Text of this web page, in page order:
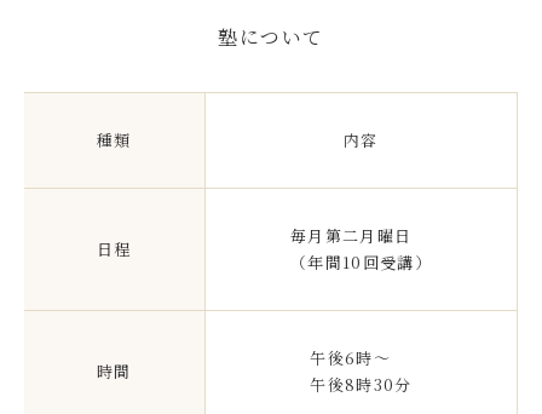
塾について
種類 内容
日程
毎月第二月曜日
（年間10回受講）
時間
午後6時～
午後8時30分